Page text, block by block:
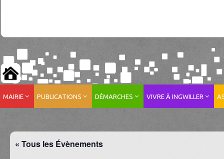
MAIRIE PUBLICATIONS DÉMARCHES VIVRE À INGWILLER
« Tous les Évènements